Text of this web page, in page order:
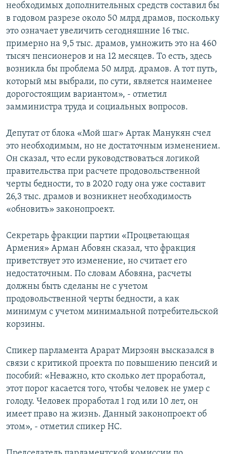
необходимых дополнительных средств составил бы
в годовом разрезе около 50 млрд драмов, поскольку
это означает увеличить сегодняшние 16 тыс.
примерно на 9,5 тыс. драмов, умножить это на 460
тысяч пенсионеров и на 12 месяцев. То есть, здесь
возникла бы проблема 50 млрд. драмов. А тот путь,
который мы выбрали, по сути, является наименее
дорогостоящим вариантом», - отметил
замминистра труда и социальных вопросов.
Депутат от блока «Мой шаг» Артак Манукян счел
это необходимым, но не достаточным изменением.
Он сказал, что если руководствоваться логикой
правительства при расчете продовольственной
черты бедности, то в 2020 году она уже составит
26,3 тыс. драмов и возникнет необходимость
«обновить» законопроект.
Секретарь фракции партии «Процветающая
Армения» Арман Абовян сказал, что фракция
приветствует это изменение, но считает его
недостаточным. По словам Абовяна, расчеты
должны быть сделаны не с учетом
продовольственной черты бедности, а как
минимум с учетом минимальной потребительской
корзины.
Спикер парламента Арарат Мирзоян высказался в
связи с критикой проекта по повышению пенсий и
пособий: «Неважно, кто сколько лет проработал,
этот порог касается того, чтобы человек не умер с
голоду. Человек проработал 1 год или 10 лет, он
имеет право на жизнь. Данный законопроект об
этом», - отметил спикер НС.